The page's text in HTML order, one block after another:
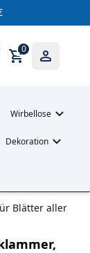
0
Wirbellose
Dekoration
Blätter aller